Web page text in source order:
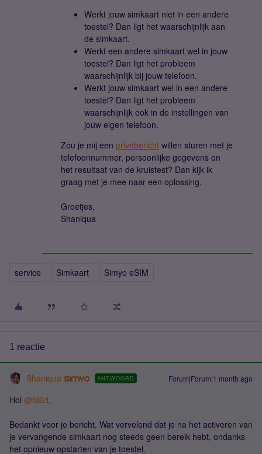
Werkt jouw simkaart niet in een andere
toestel? Dan ligt het waarschijnlijk aan
de simkaart.
Werkt een andere simkaart wel in jouw
toestel? Dan ligt het probleem
waarschijnlijk bij jouw telefoon.
Werkt jouw simkaart wel in een andere
toestel? Dan ligt het probleem
waarschijnlijk ook in de instellingen van
jouw eigen telefoon.
Zou je mij een privébericht willen sturen met je
telefoonnummer, persoonlijke gegevens en
het resultaat van de kruistest? Dan kijk ik
graag met je mee naar een oplossing.
Groetjes,
Shaniqua
service Simkaart Simyo eSIM
1 reactie
Shaniqua ANTWOORD Forum|Forum|1 month ago
Hoi ​ @td6d,
Bedankt voor je bericht. Wat vervelend dat je na het activeren van
je vervangende simkaart nog steeds geen bereik hebt, ondanks
het opnieuw opstarten van je toestel.